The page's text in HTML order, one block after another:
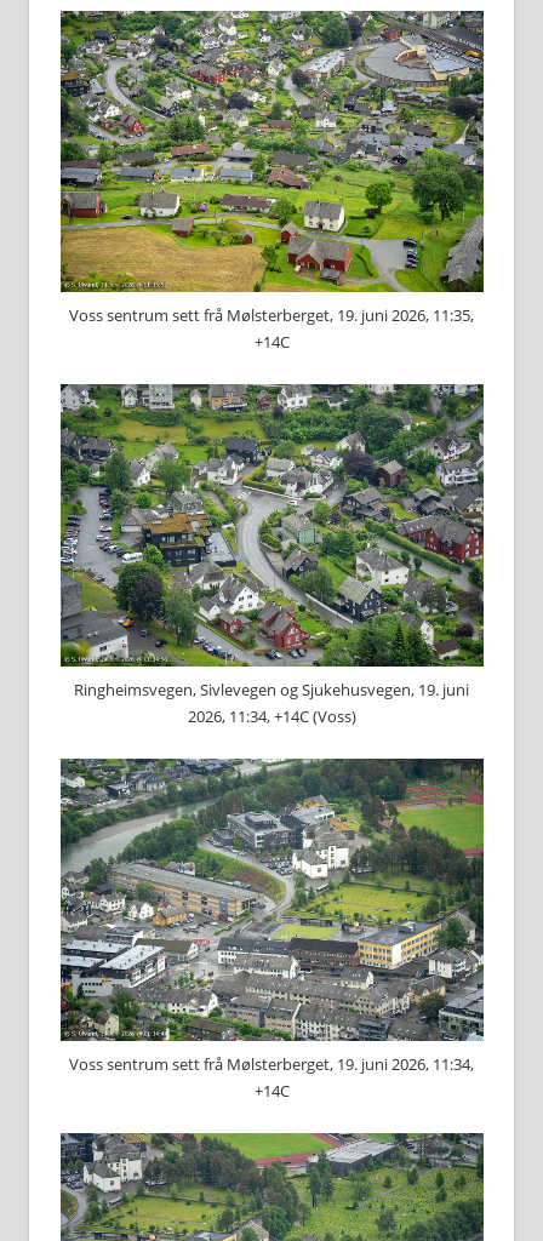
Voss sentrum sett frå Mølsterberget, 19. juni 2026, 11:35,
+14C
Ringheimsvegen, Sivlevegen og Sjukehusvegen, 19. juni
2026, 11:34, +14C (Voss)
Voss sentrum sett frå Mølsterberget, 19. juni 2026, 11:34,
+14C